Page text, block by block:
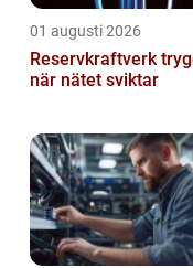
01 augusti 2026
Reservkraftverk trygg el
när nätet sviktar